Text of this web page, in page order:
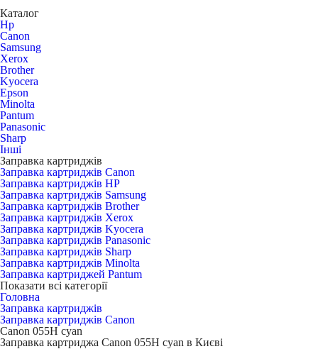
Каталог
Hp
Canon
Samsung
Xerox
Brother
Kyocera
Epson
Minolta
Pantum
Panasonic
Sharp
Інші
Заправка картриджів
Заправка картриджів Canon
Заправка картриджів HP
Заправка картриджів Samsung
Заправка картриджів Brother
Заправка картриджів Xerox
Заправка картриджів Kyocera
Заправка картриджів Panasonic
Заправка картриджів Sharp
Заправка картриджів Minolta
Заправка картриджей Pantum
Показати всі категорії
Головна
Заправка картриджів
Заправка картриджів Canon
Canon 055H cyan
Заправка картриджа Canon 055H cyan в Києві